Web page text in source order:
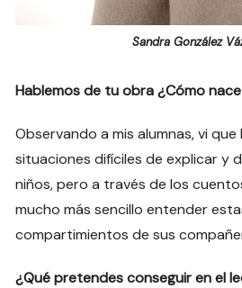
Sandra González
Hablemos de tu obra ¿Cómo
Observando a mis alumnas, vi que
situaciones difíciles de explicar y
niños, pero a través de los
mucho más sencillo entender
compartimientos de sus
¿Qué pretendes conseguir en el